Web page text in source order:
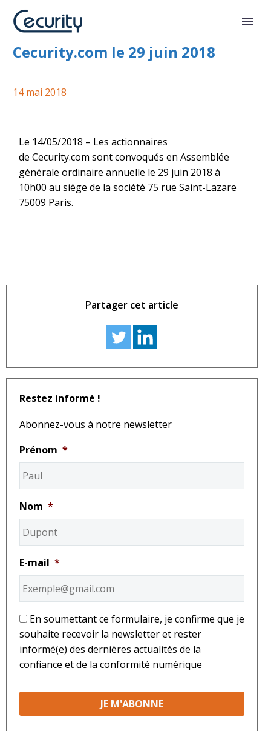
Assemblée générale de
Cecurity.com le 29 juin 2018
14 mai 2018
Le 14/05/2018 – Les actionnaires
de Cecurity.com sont convoqués en Assemblée
générale ordinaire annuelle le 29 juin 2018 à
10h00 au siège de la société 75 rue Saint-Lazare
75009 Paris.
Partager cet article
Restez informé !
Abonnez-vous à notre newsletter
Prénom *
Nom *
E-mail *
* En soumettant ce formulaire, je confirme que je
souhaite recevoir la newsletter et rester
informé(e) des dernières actualités de la
confiance et de la conformité numérique